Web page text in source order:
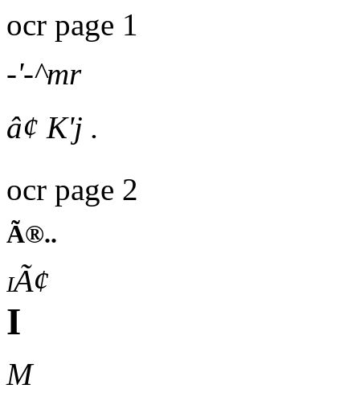
ocr page 1
-'-^mr
â¢ K'j .
ocr page 2
Ã®..
iÃ¢
I
M